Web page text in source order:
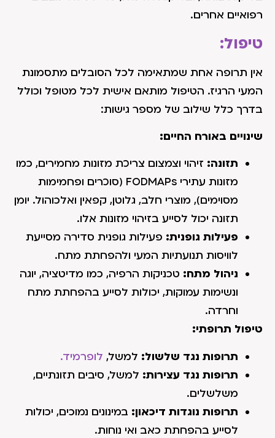
רפואיים אחרים.
טיפול:
אין תרופה אחת שמתאימה לכל הסובלים מתסמונת
המעי הרגיז. הטיפול מותאם אישית לכל מטופל וכולל
בדרך כלל שילוב של מספר גישות:
שינויים באורח החיים:
תזונה: זיהוי וצמצום צריכת מזונות מחמירים, כמו
מזונות עתירי FODMAPs (סוכרים ופחמימות
מסוימים), מוצרי חלב, גלוטן, קפאין ואלכוהול. יומן
תזונה יכול לסייע בזיהוי מזונות אלו.
פעילות גופנית: פעילות גופנית סדירה מסייעת
לוויסות תנועתיות המעי ולהפחתת מתח.
ניהול מתח: טכניקות הרפיה, כמו מדיטציה, יוגה
ונשימות עמוקות, יכולות לסייע בהפחתת מתח
וחרדה.
טיפול תרופתי:
תרופות נגד שלשול: למשל, לופרמיד.
תרופות נגד עצירות: למשל, סיבים תזונתיים,
משלשלים.
תרופות נוגדות דיכאון: במינונים נמוכים, יכולות
לסייע בהפחתת כאב ואי נוחות.